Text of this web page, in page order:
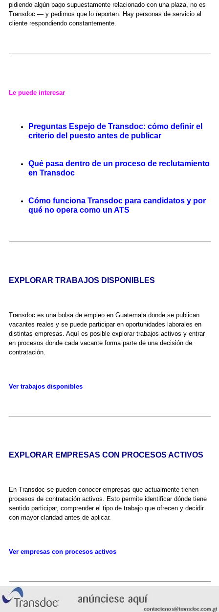
pidiendo algún pago supuestamente relacionado con una plaza, no es
Transdoc — y pedimos que lo reporten. Hay personas de servicio al
cliente respondiendo constantemente.
Le puede interesar
Preguntas Espejo de Transdoc: cómo definir el
criterio del puesto antes de publicar
Qué pasa dentro de un proceso de reclutamiento
en Transdoc
Cómo funciona Transdoc para candidatos y por
qué no opera como un ATS
EXPLORAR TRABAJOS DISPONIBLES
Transdoc es una bolsa de empleo en Guatemala donde se publican
vacantes reales y se puede participar en oportunidades laborales en
distintas empresas. Aquí es posible explorar trabajos activos y entrar
en procesos donde cada vacante forma parte de una decisión de
contratación.
Ver trabajos disponibles
EXPLORAR EMPRESAS CON PROCESOS ACTIVOS
En Transdoc se pueden conocer empresas que actualmente tienen
procesos de contratación activos. Esto permite identificar dónde tiene
sentido participar, comprender el tipo de trabajo que ofrecen y decidir
con mayor claridad antes de aplicar.
Ver empresas con procesos activos